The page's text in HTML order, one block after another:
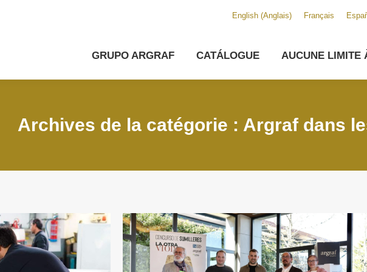
English (Anglais) Français
GRUPO ARGRAF CATÁLOGUE AUCUNE LIMITE
Archives de la catégorie : Argraf dans